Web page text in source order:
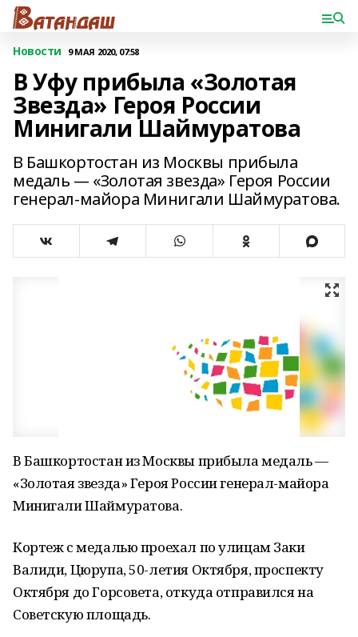
Новости 9 МАЯ 2020, 07:58
В Уфу прибыла «Золотая
Звезда» Героя России
Минигали Шаймуратова
В Башкортостан из Москвы прибыла
медаль — «Золотая звезда» Героя России
генерал-майора Минигали Шаймуратова.
В Башкортостан из Москвы прибыла медаль —
«Золотая звезда» Героя России генерал-майора
Минигали Шаймуратова.
Кортеж с медалью проехал по улицам Заки
Валиди, Цюрупа, 50-летия Октября, проспекту
Октября до Горсовета, откуда отправился на
Советскую площадь.